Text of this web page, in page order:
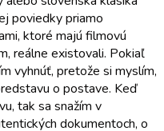
poviedky priamo
ktoré majú filmovú
reálne existovali. Pokiaľ
vyhnúť, pretože si myslím,
o postave. Keď
tak sa snažím v
dokumentoch, o